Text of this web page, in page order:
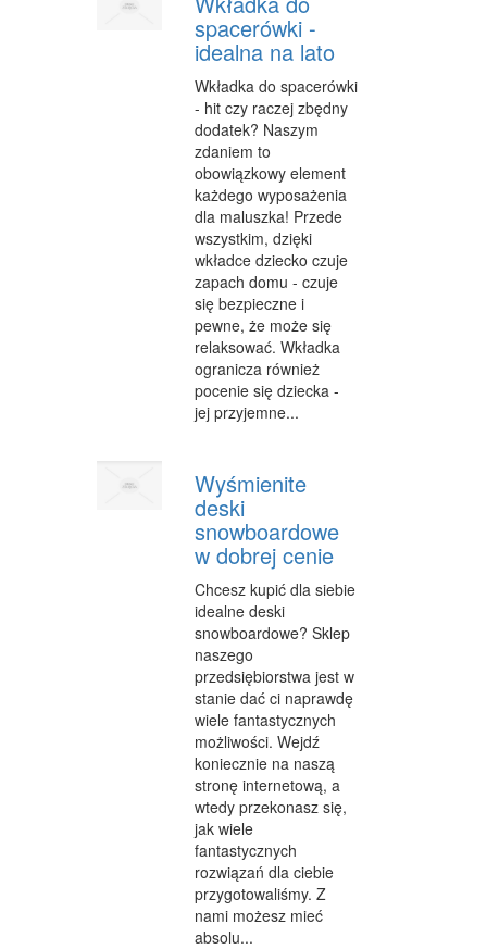
SERWIS
OPIEKA
INNE USŁUGI
NOCLEGI
HOTELE I NOCLEGI
PODRÓŻE
WYPOCZYNEK
ODNOWA BIOLOGICZNA
DIETETYKA, ODCHUDZANIE
KOSMETYKI
SALONY KOSMETYCZNE
SPRZĘT MEDYCZNY
STRONY WWW
OPROGRAMOWANIE
KONTAKT
spacerówki -
idealna na lato
Wkładka do spacerówki
- hit czy raczej zbędny
dodatek? Naszym
zdaniem to
obowiązkowy element
każdego wyposażenia
dla maluszka! Przede
wszystkim, dzięki
wkładce dziecko czuje
zapach domu - czuje
się bezpieczne i
pewne, że może się
relaksować. Wkładka
ogranicza również
pocenie się dziecka -
jej przyjemne...
Wyśmienite
deski
snowboardowe
w dobrej cenie
Chcesz kupić dla siebie
idealne deski
snowboardowe? Sklep
naszego
przedsiębiorstwa jest w
stanie dać ci naprawdę
wiele fantastycznych
możliwości. Wejdź
koniecznie na naszą
stronę internetową, a
wtedy przekonasz się,
jak wiele
fantastycznych
rozwiązań dla ciebie
przygotowaliśmy. Z
nami możesz mieć
absolu...